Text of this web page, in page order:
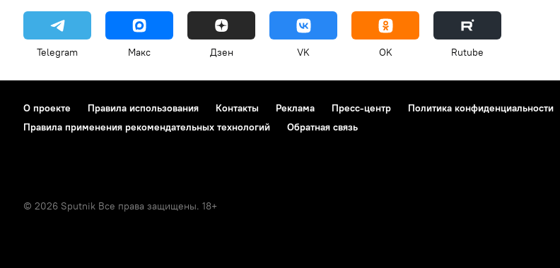
Telegram Макс Дзен VK OK Rutube
О проекте Правила использования Контакты Реклама Пресс-центр Политика конфиденциальности
Правила применения рекомендательных технологий
Обратная связь
© 2026 Sputnik Все права защищены. 18+